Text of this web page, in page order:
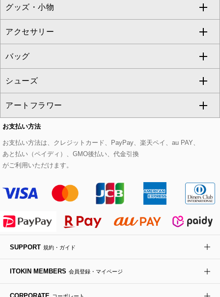
al'aise modulation
GEORGES RECH
GIANNI LO GIUDICE
CHRISTIAN AUJARD
CHRISTIAN AUJARD Lサイズ
eur3
Maison de CINQ
MK MICHEL KLEIN BAG
HIROKO KOSHINO
アンサンブルセット
ベスト・ジレ
パーカー
タンクトップ・キャミソール
スウェット・ジャージー
その他のトップス
ジャンパースカート
その他のワンピース・ドレス
ガウチョ・ワイドパンツ
ハーフ・ショート丈パンツ
サロペット・オールインワン
その他のパンツ
ひざ丈スカート
ミモレ丈スカート
ショート・ミニ丈スカート
その他のスカート
テーラードジャケット
ノーカラージャケット
セットアップ
セットアップジャケット
セットアップパンツ
セットアップスカート
セットアップワンピース
すべてのコート・ブルゾン
トレンチコート
ピーコート
ダッフルコート
チェスターコート
モッズコート
ステンカラーコート
ライダースジャケット
デニムジャケット
ダウンジャケット・コート
グッズ・小物
すべてのグッズ・小物
マスク
ストール・マフラー・スヌード
ベルト・サスペンダー
帽子
ヘアアクセサリー
ハンカチ・バンダナ
手袋
チャーム・ストラップ
アクセサリー
すべてのアクセサリー
ネックレス
ピアス・イヤリング
ブレスレット・バングル
ブローチ・コサージュ
バッグ
すべてのバッグ
トートバッグ
ショルダーバッグ
ボストンバッグ
バックパック・リュック
ボディバッグ・メッセンジャーバッグ
トラベルバッグ
シューズ
すべてのシューズ
パンプス
スニーカー
フラットシューズ
ローファー
ドレスシューズ
アートフラワー
すべてのアートフラワー
ローズ
カサブランカ・カラー
ラナンキュラス
ポプリアレンジ＆フレグランス
お支払い方法
お支払い方法は、クレジットカード、PayPay、楽天ペイ、au PAY、
あと払い（ペイディ）、GMO後払い、代金引換
がご利用いただけます。
SUPPORT 規約・ガイド
ITOKIN MEMBERS 会員登録・マイページ